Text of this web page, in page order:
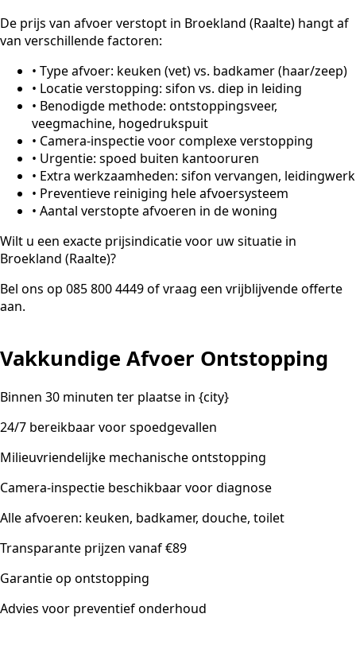
De prijs van afvoer verstopt in Broekland (Raalte) hangt af
van verschillende factoren:
• Type afvoer: keuken (vet) vs. badkamer (haar/zeep)
• Locatie verstopping: sifon vs. diep in leiding
• Benodigde methode: ontstoppingsveer,
veegmachine, hogedrukspuit
• Camera-inspectie voor complexe verstopping
• Urgentie: spoed buiten kantooruren
• Extra werkzaamheden: sifon vervangen, leidingwerk
• Preventieve reiniging hele afvoersysteem
• Aantal verstopte afvoeren in de woning
Wilt u een exacte prijsindicatie voor uw situatie in
Broekland (Raalte)?
Bel ons op 085 800 4449 of vraag een vrijblijvende offerte
aan.
Vakkundige Afvoer Ontstopping
Binnen 30 minuten ter plaatse in {city}
24/7 bereikbaar voor spoedgevallen
Milieuvriendelijke mechanische ontstopping
Camera-inspectie beschikbaar voor diagnose
Alle afvoeren: keuken, badkamer, douche, toilet
Transparante prijzen vanaf €89
Garantie op ontstopping
Advies voor preventief onderhoud